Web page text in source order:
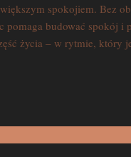
spokojiem. Bez
budować spokój i
życia – w rytmie, który